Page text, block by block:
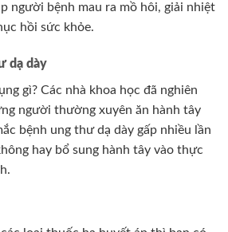
người bệnh mau ra mồ hôi, giải nhiệt
hồi sức khỏe.
dạ dày
gì? Các nhà khoa học đã nghiên
người thường xuyên ăn hành tây
bệnh ung thư dạ dày gấp nhiều lần
hay bổ sung hành tây vào thực